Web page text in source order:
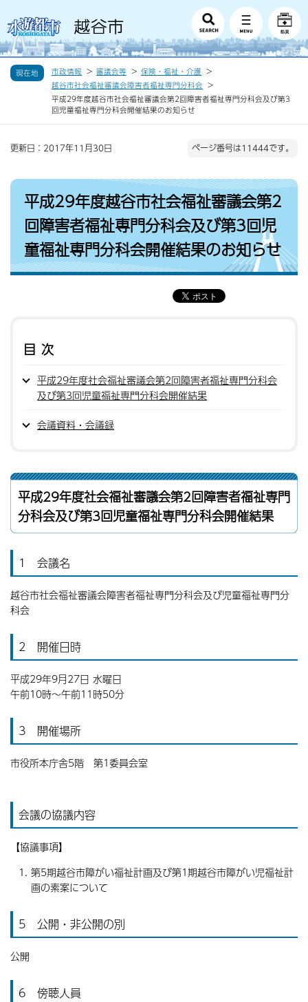
現在地 市政情報 審議会等
保険・福祉・介護
越谷市社会福祉審議会障害者福祉専門分科会
平成29年度越谷市社会福祉審議会第2回障害者福祉専門分科会及び第3
回児童福祉専門分科会開催結果のお知らせ
更新日：2017年11月30日 ページ番号は11444です。
平成29年度越谷市社会福祉審議会第2
回障害者福祉専門分科会及び第3回児
童福祉専門分科会開催結果のお知らせ
目次
平成29年度社会福祉審議会第2回障害者福祉専門分科会
及び第3回児童福祉専門分科会開催結果
会議資料・会議録
平成29年度社会福祉審議会第2回障害者福祉専門
分科会及び第3回児童福祉専門分科会開催結果
1 会議名
越谷市社会福祉審議会障害者福祉専門分科会及び児童福祉専門分
科会
2 開催日時
平成29年9月27日 水曜日
午前10時〜午前11時50分
3 開催場所
市役所本庁舎5階 第1委員会室
会議の協議内容
【協議事項】
第5期越谷市障がい福祉計画及び第1期越谷市障がい児福祉計
画の素案について
5 公開・非公開の別
公開
6 傍聴人員